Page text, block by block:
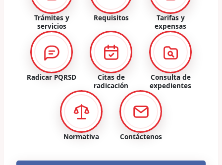
Trámites y
servicios
Requisitos
Tarifas y
expensas
Radicar PQRSD
Citas de
radicación
Consulta de
expedientes
Normativa Contáctenos